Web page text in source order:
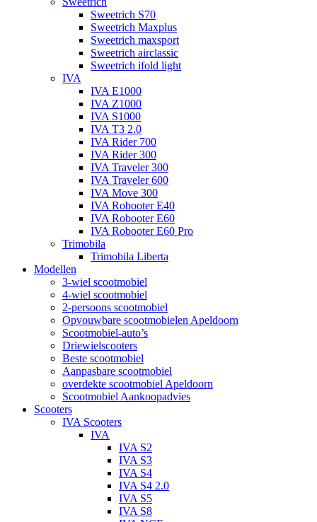
Sweetrich S70
Sweetrich Maxplus
Sweetrich maxsport
Sweetrich airclassic
Sweetrich ifold light
IVA
IVA E1000
IVA Z1000
IVA S1000
IVA T3 2.0
IVA Rider 700
IVA Rider 300
IVA Traveler 300
IVA Traveler 600
IVA Move 300
IVA Robooter E40
IVA Robooter E60
IVA Robooter E60 Pro
Trimobila
Trimobila Liberta
Modellen
3-wiel scootmobiel
4-wiel scootmobiel
2-persoons scootmobiel
Opvouwbare scootmobielen Apeldoorn
Scootmobiel-auto’s
Driewielscooters
Beste scootmobiel
Aanpasbare scootmobiel
overdekte scootmobiel Apeldoorn
Scootmobiel Aankoopadvies
Scooters
IVA Scooters
IVA
IVA S2
IVA S3
IVA S4
IVA S4 2.0
IVA S5
IVA S8